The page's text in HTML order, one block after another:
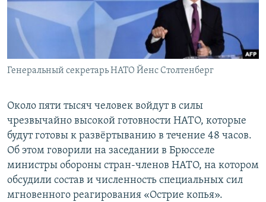
ПОБЕДИТЕЛЕЙ НЕ СУДЯТ?
КРЫМ.НЕПОКОРЕННЫЙ
ELIFBE
УКРАИНСКАЯ ПРОБЛЕМА КРЫМА
ПРИСОЕДИНЯЙТЕСЬ!
Генеральный секретарь НАТО Йенс Столтенберг
Около пяти тысяч человек войдут в силы
чрезвычайно высокой готовности НАТО, которые
будут готовы к развёртыванию в течение 48 часов.
Об этом говорили на заседании в Брюсселе
министры обороны стран-членов НАТО, на котором
обсудили состав и численность специальных сил
мгновенного реагирования «Острие копья».